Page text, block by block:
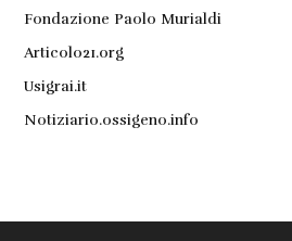
Fondazione Paolo Murialdi
Articolo21.org
Usigrai.it
Notiziario.ossigeno.info